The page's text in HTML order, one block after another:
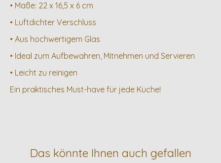
• Maße: 22 x 16,5 x 6 cm
• Luftdichter Verschluss
• Aus hochwertigem Glas
• Ideal zum Aufbewahren, Mitnehmen und Servieren
• Leicht zu reinigen
Ein praktisches Must-have für jede Küche!
Das könnte Ihnen auch gefallen